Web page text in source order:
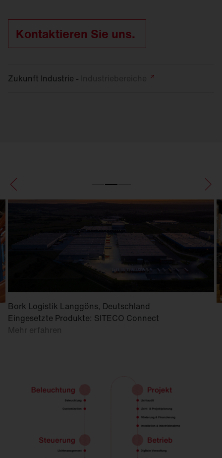
Kontaktieren Sie uns.
Zukunft Industrie -
Bork Logistik Langgöns, Deutschland
Eingesetzte Produkte: SITECO Connect
Mehr erfahren